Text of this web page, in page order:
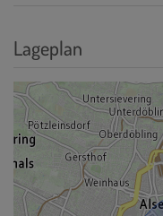
Lageplan